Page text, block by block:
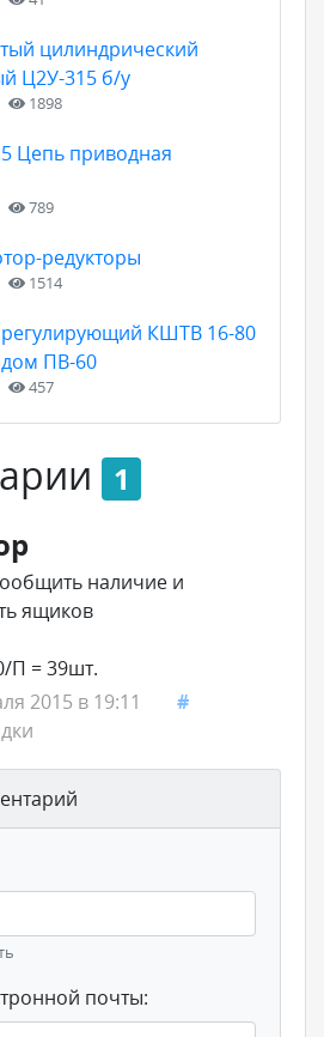
цилиндрический
Ц2У-315 б/у
1898
Цепь приводная
789
редукторы
1514
КШТВ 16-80
ПВ-60
457
1
наличие и
ящиков
П = 39шт.
2015 в 19:11
#
почты: